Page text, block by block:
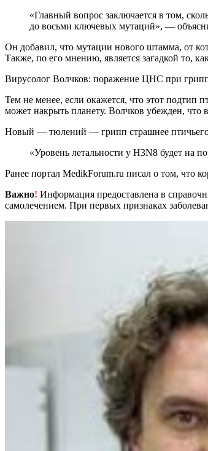
«Главный вопрос заключается в том,
до восьми ключевых мутаций», —
Он добавил, что мутации нового штамма, от
Также, по его мнению, является загадкой то,
Вирусолог Волчков: поражение ЦНС при
Тем не менее, если окажется, что этот подтип
может накрыть планету. Волчков убежден, что
Новый — тюлений — грипп страшнее
«Уровень летальности у H3N8 будет
Ранее портал MedikForum.ru писал о том, что
Важно! Информация предоставлена в
самолечением. При первых признаках